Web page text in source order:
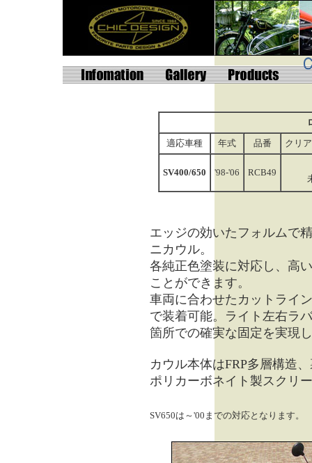
適応車種
年式 品番 クリ
SV400/650 '98-'06 RCB49
エッジの効いたフォルムで
ニカウル。
各純正色塗装に対応し、高
ことができます。
車両に合わせたカットライ
で装着可能。ライト左右ラ
箇所での確実な固定を実現
カウル本体はFRP多層構造
ポリカーボネイト製スクリ
SV650は～'00までの対応となります。